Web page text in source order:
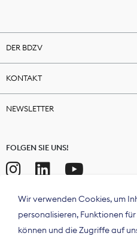
DER BDZV
KONTAKT
NEWSLETTER
FOLGEN SIE UNS!
Wir verwenden Cookies, um
personalisieren, Funktionen
können und die Zugriffe auf